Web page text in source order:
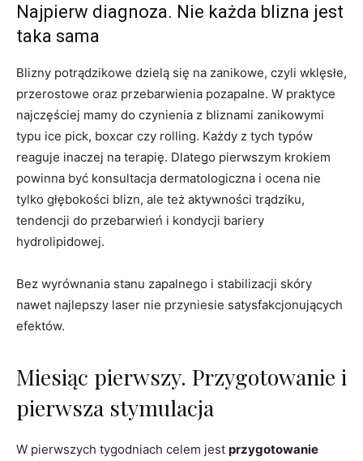
Najpierw diagnoza. Nie każda blizna jest
taka sama
Blizny potrądzikowe dzielą się na zanikowe, czyli wklęsłe,
przerostowe oraz przebarwienia pozapalne. W praktyce
najczęściej mamy do czynienia z bliznami zanikowymi
typu ice pick, boxcar czy rolling. Każdy z tych typów
reaguje inaczej na terapię. Dlatego pierwszym krokiem
powinna być konsultacja dermatologiczna i ocena nie
tylko głębokości blizn, ale też aktywności trądziku,
tendencji do przebarwień i kondycji bariery
hydrolipidowej.
Bez wyrównania stanu zapalnego i stabilizacji skóry
nawet najlepszy laser nie przyniesie satysfakcjonujących
efektów.
Miesiąc pierwszy. Przygotowanie i
pierwsza stymulacja
W pierwszych tygodniach celem jest przygotowanie